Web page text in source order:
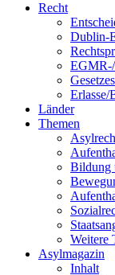
Recht
Dublin-
Erlasse/
Länder
Themen
Bildung
Weitere
Asylmagazin
Inhalt